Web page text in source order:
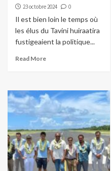
23 octobre 2024 0
Il est bien loin le temps où
les élus du Tavini huiraatira
fustigeaient la politique...
Read More